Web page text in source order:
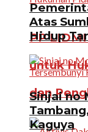
PP
untuk
dan
Atas
Hidup
Sinjai no
Kaguya